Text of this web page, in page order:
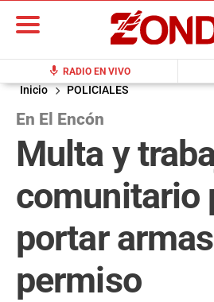
mic RADIO EN VIVO
Inicio POLICIALES
En El Encón
Multa y
comunitario
portar
permiso